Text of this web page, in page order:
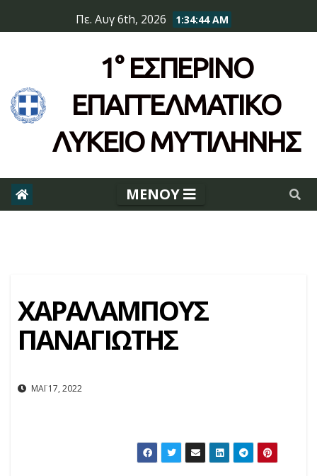
to
Πε. Αυγ 6th, 2026 1:34:44 AM
1° ΕΣΠΕΡΙΝΌ
ΕΠΆΓΓΕΛΜΑΤΙΚΟ
ΛΥΚΕΙΟ ΜΥΤΙΛΗΝΗΣ
ΧΑΡΑΛΑΜΠΟΥΣ
ΠΑΝΑΓΙΩΤΗΣ
ΜΆΙ 17, 2022